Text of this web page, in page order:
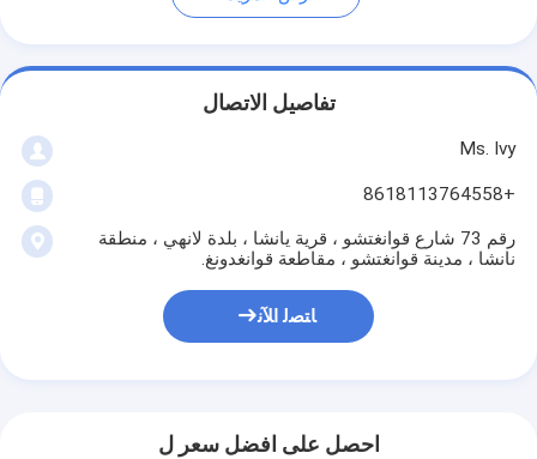
تفاصيل الاتصال
Ms. Ivy
+8618113764558
رقم 73 شارع قوانغتشو ، قرية يانشا ، بلدة لانهي ، منطقة
نانشا ، مدينة قوانغتشو ، مقاطعة قوانغدونغ.
ﺎﺘﺼﻟ ﺍﻶﻧ
احصل على افضل سعر ل